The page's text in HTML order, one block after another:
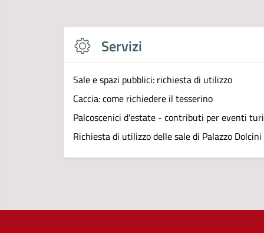
Servizi
Sale e spazi pubblici: richiesta di utilizzo
Caccia: come richiedere il tesserino
Palcoscenici d'estate - contributi per eventi
Richiesta di utilizzo delle sale di Palazzo Dolcini